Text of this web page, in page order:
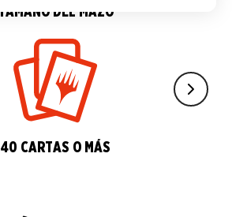
TAMAÑO DEL MAZO
40 CARTAS O MÁS